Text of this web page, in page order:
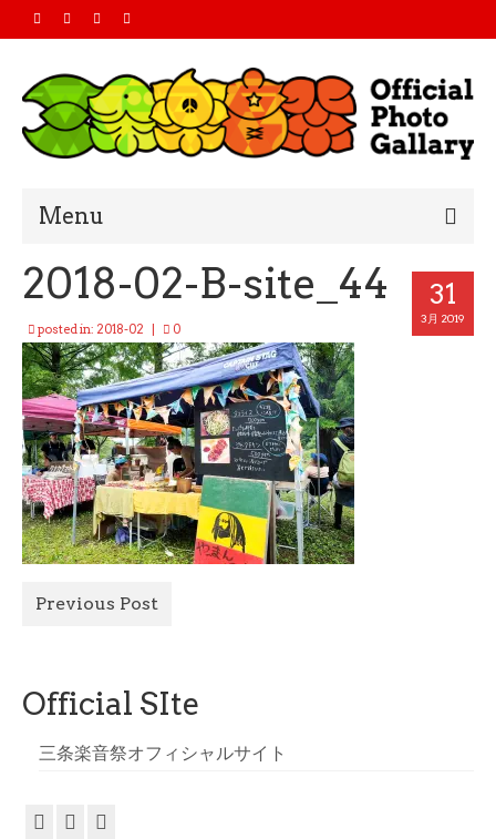
Menu
Home
2019
2018
2017
2016
All Photo
Official Site
31
3月 2019
2018-02-B-site_44
posted in: 2018-02 0
Previous Post
Official SIte
三条楽音祭オフィシャルサイト